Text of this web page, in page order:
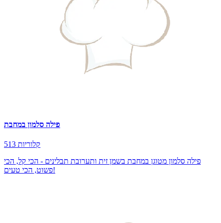
פילה סלמון במחבת
513 קלוריות
פילה סלמון מטוגן במחבת בשמן זית ותערובת תבלינים - הכי קל, הכי
פשוט, הכי טעים!